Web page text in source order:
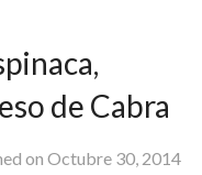
de Cabra
on Octubre 30, 2014